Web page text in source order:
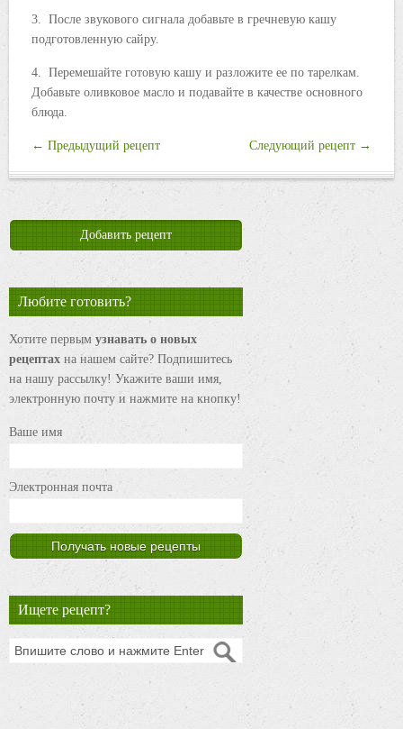
3. После звукового сигнала добавьте в гречневую кашу
подготовленную сайру.
4. Перемешайте готовую кашу и разложите ее по тарелкам.
Добавьте оливковое масло и подавайте в качестве основного
блюда.
← Предыдущий рецепт Следующий рецепт →
Добавить рецепт
Любите готовить?
Хотите первым узнавать о новых
рецептах на нашем сайте? Подпишитесь
на нашу рассылку! Укажите ваши имя,
электронную почту и нажмите на кнопку!
Ваше имя
Электронная почта
Ищете рецепт?